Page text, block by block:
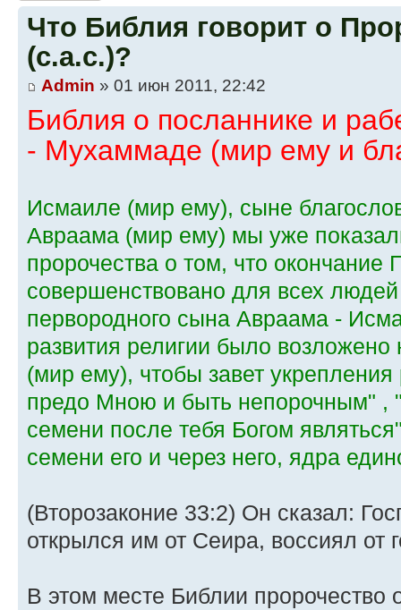
Что Библия говорит о
(с.а.с.)?
Admin » 01 июн 2011, 22:42
Библия о посланнике и
- Мухаммаде (мир ему и
Исмаиле (мир ему), сыне
Авраама (мир ему) мы уже
пророчества о том, что окончание
совершенствовано для всех
первородного сына Авраама -
развития религии было
(мир ему), чтобы завет
предо Мною и быть непорочным" ,
семени после тебя Богом
семени его и через него, ядра
(Второзаконие 33:2) Он сказал:
открылся им от Сеира, воссиял от
В этом месте Библии